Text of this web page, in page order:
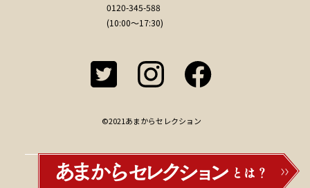
0120-345-588
(10:00～17:30)
©2021あまからセレクション